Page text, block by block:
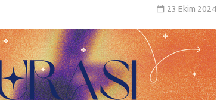
23 Ekim 2024